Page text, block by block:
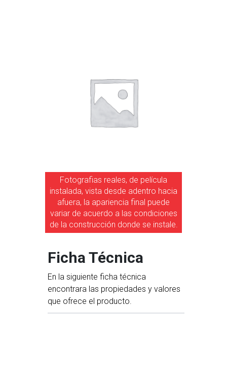
Fotografias reales, de película
instalada, vista desde adentro hacia
afuera, la apariencia final puede
variar de acuerdo a las condiciones
de la construcción donde se instale.
Ficha Técnica
En la siguiente ficha técnica
encontrara las propiedades y valores
que ofrece el producto.